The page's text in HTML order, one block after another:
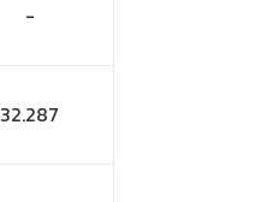
-
32.287